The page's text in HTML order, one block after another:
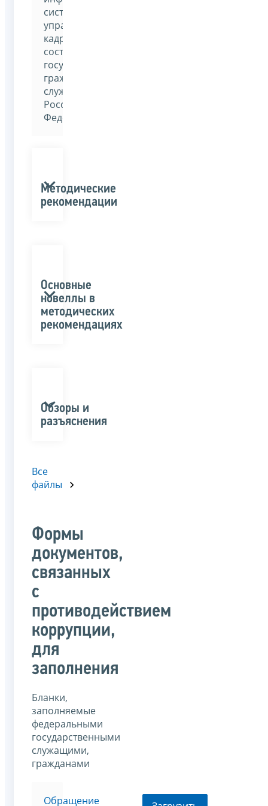
система
управления
кадровым
составом
государственной
гражданской
службы
Российской
Федерации»
Методические
рекомендации
Основные
новеллы в
методических
рекомендациях
Обзоры и
разъяснения
Все
файлы
Формы
документов,
связанных
с
противодействием
коррупции,
для
заполнения
Бланки,
заполняемые
федеральными
государственными
служащими,
гражданами
Обращение